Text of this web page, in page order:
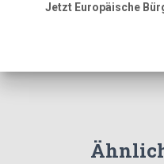
Jetzt Europäische